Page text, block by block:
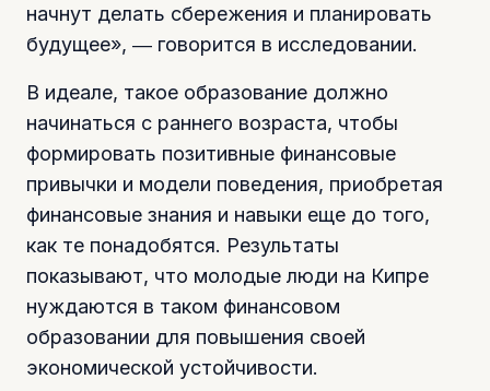
начнут делать сбережения и планировать
будущее», ― говорится в исследовании.
В идеале, такое образование должно
начинаться с раннего возраста, чтобы
формировать позитивные финансовые
привычки и модели поведения, приобретая
финансовые знания и навыки еще до того,
как те понадобятся. Результаты
показывают, что молодые люди на Кипре
нуждаются в таком финансовом
образовании для повышения своей
экономической устойчивости.